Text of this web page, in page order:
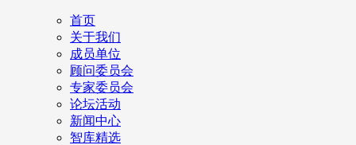
首页
关于我们
成员单位
顾问委员会
专家委员会
论坛活动
新闻中心
智库精选